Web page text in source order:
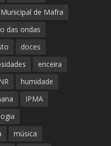
de Mafra
das ondas
doces
ericeira
humidade
IPMA
música